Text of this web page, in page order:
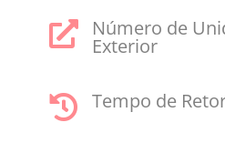
 Número de
Exterior
 Tempo de